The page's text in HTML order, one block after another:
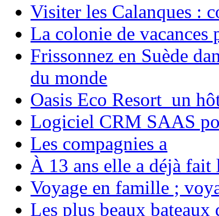
Visiter les Calanques :
La colonie de vacances
Frissonnez en Suède
du monde
Oasis Eco Resort un
Logiciel CRM SAAS
Les compagnies a
À 13 ans elle a déjà
Voyage en famille ;
Les plus beaux bateaux